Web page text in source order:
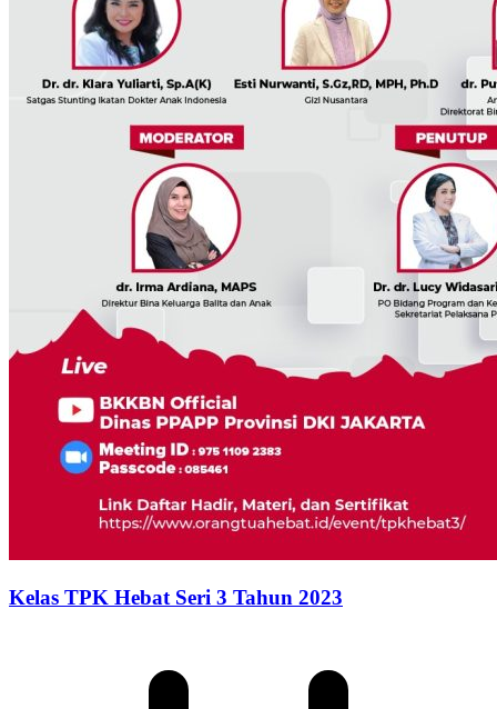
Kelas TPK Hebat Seri 3 Tahun 2023